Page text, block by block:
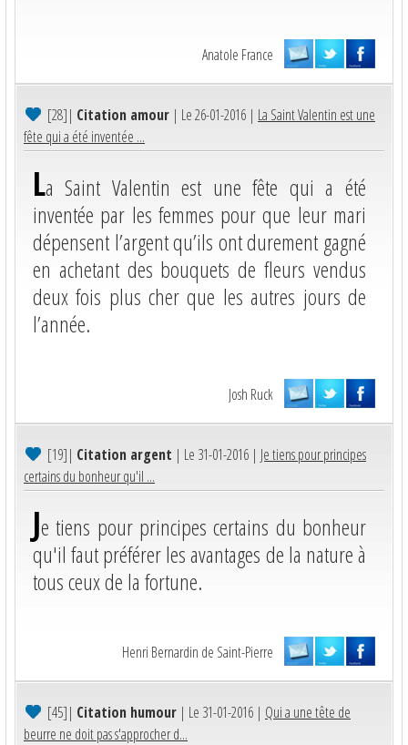
Anatole France
[28]| Citation amour | Le 26-01-2016 | La Saint Valentin est une
fête qui a été inventée ...
La Saint Valentin est une fête qui a été
inventée par les femmes pour que leur mari
dépensent l’argent qu’ils ont durement gagné
en achetant des bouquets de fleurs vendus
deux fois plus cher que les autres jours de
l’année.
Josh Ruck
[19]| Citation argent | Le 31-01-2016 | Je tiens pour principes
certains du bonheur qu'il ...
Je tiens pour principes certains du bonheur
qu'il faut préférer les avantages de la nature à
tous ceux de la fortune.
Henri Bernardin de Saint-Pierre
[45]| Citation humour | Le 31-01-2016 | Qui a une tête de
beurre ne doit pas s'approcher d...